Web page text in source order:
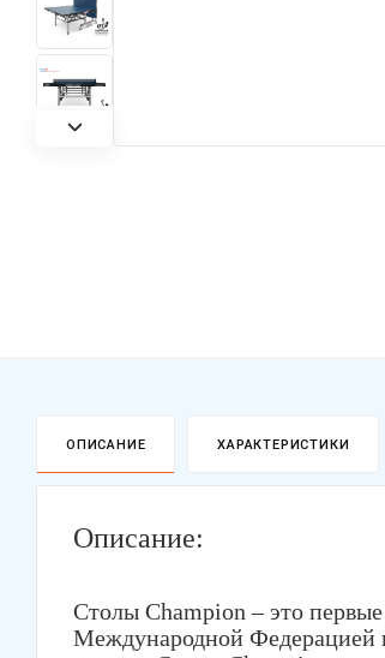
ОПИСАНИЕ ХАРАКТЕРИСТИКИ
Описание:
Столы Champion – это
Международной Федерацией